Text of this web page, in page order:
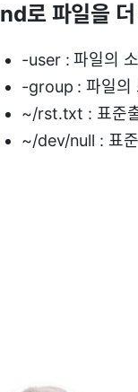
로 파일을 더
-user : 파일의
-group : 파일의
~/rst.txt : 표준
~/dev/null : 표